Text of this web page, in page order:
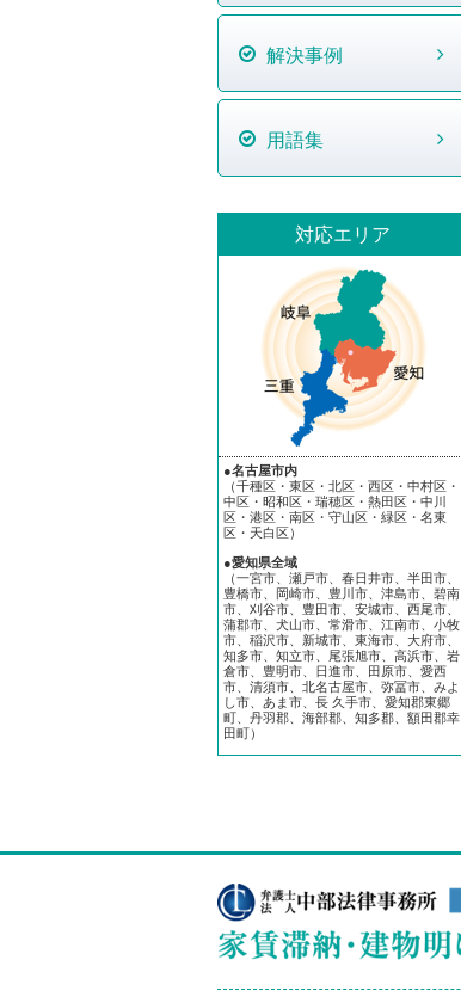
解決事例
用語集
対応エリア
●名古屋市内
（千種区・東区・北区・西区・中村区・
中区・昭和区・瑞穂区・熱田区・中川
区・港区・南区・守山区・緑区・名東
区・天白区）
●愛知県全域
（一宮市、瀬戸市、春日井市、半田市、
豊橋市、岡崎市、豊川市、津島市、碧南
市、刈谷市、豊田市、安城市、西尾市、
蒲郡市、犬山市、常滑市、江南市、小牧
市、稲沢市、新城市、東海市、大府市、
知多市、知立市、尾張旭市、高浜市、岩
倉市、豊明市、日進市、田原市、愛西
市、清須市、北名古屋市、弥冨市、みよ
し市、あま市、長 久手市、愛知郡東郷
町、丹羽郡、海部郡、知多郡、額田郡幸
田町）